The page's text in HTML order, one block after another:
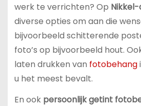
werk te verrichten? Op
diverse opties om aan die
bijvoorbeeld schitterende
foto’s op bijvoorbeeld hout.
laten drukken van fotobehang
u het meest bevalt.
En ook persoonlijk getint